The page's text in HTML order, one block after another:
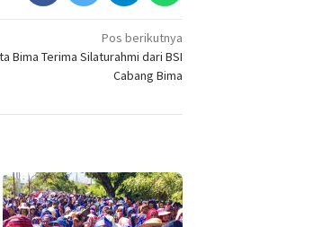
Pos berikutnya
Bima Terima Silaturahmi dari BSI
Cabang Bima